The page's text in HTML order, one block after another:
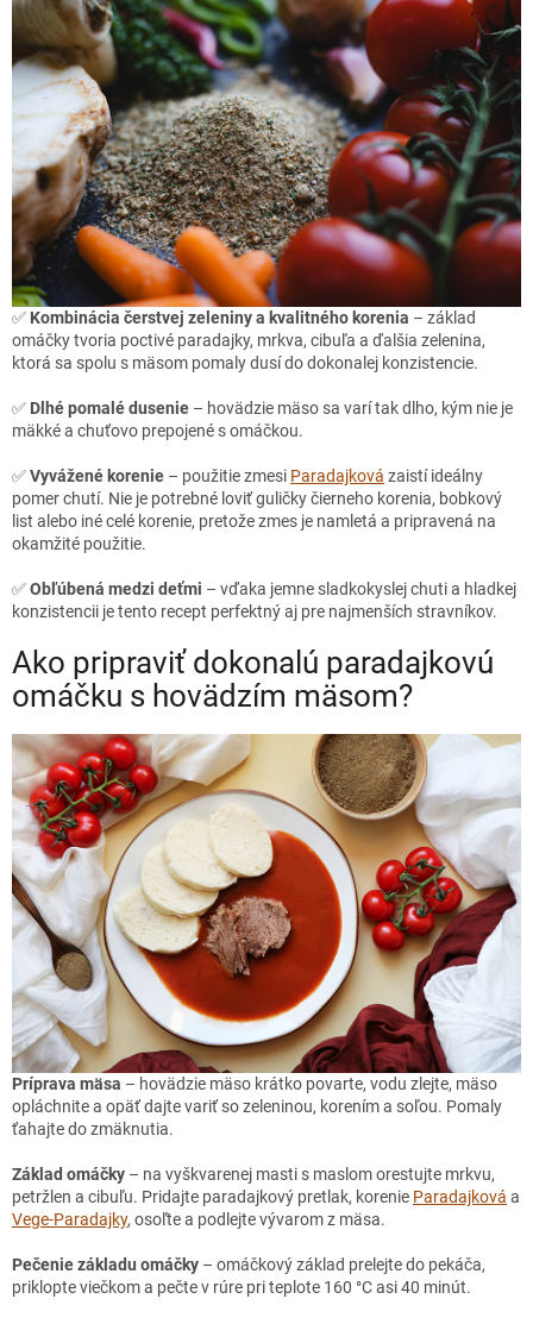
✅ Kombinácia čerstvej zeleniny a kvalitného korenia – základ
omáčky tvoria poctivé paradajky, mrkva, cibuľa a ďalšia zelenina,
ktorá sa spolu s mäsom pomaly dusí do dokonalej konzistencie.
✅ Dlhé pomalé dusenie – hovädzie mäso sa varí tak dlho, kým nie je
mäkké a chuťovo prepojené s omáčkou.
✅Vyvážené korenie – použitie zmesi Paradajková zaistí ideálny
pomer chutí. Nie je potrebné loviť guličky čierneho korenia, bobkový
list alebo iné celé korenie, pretože zmes je namletá a pripravená na
okamžité použitie.
✅Obľúbená medzi deťmi – vďaka jemne sladkokyslej chuti a hladkej
konzistencii je tento recept perfektný aj pre najmenších stravníkov.
Ako pripraviť dokonalú paradajkovú
omáčku s hovädzím mäsom?
Príprava mäsa – hovädzie mäso krátko povarte, vodu zlejte, mäso
opláchnite a opäť dajte variť so zeleninou, korením a soľou. Pomaly
ťahajte do zmäknutia.
Základ omáčky – na vyškvarenej masti s maslom orestujte mrkvu,
petržlen a cibuľu. Pridajte paradajkový pretlak, korenie Paradajková a
Vege-Paradajky, osoľte a podlejte vývarom z mäsa.
Pečenie základu omáčky – omáčkový základ prelejte do pekáča,
priklopte viečkom a pečte v rúre pri teplote 160 °C asi 40 minút.